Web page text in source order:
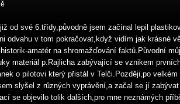
od své 6.třídy,původně jsem začínal lepil
odvahu v tom pokračovat,když vidím jak krásné
amatér na shromažďování faktů.Původní
materiál p.Rajlicha zabývající se vznikem
o pilotovi který přistál v Telči.Později,po
slyšel z různých vyprávění,a začal se jí
se objevilo tolik dalších,pro mne neznámých